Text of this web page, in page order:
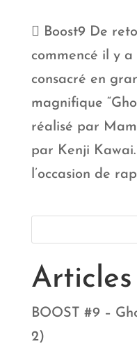
 Boost9 De
commencé il y
consacré en
magnifique
réalisé par
par Kenji
l’occasion de
BOOST #9 –
2)